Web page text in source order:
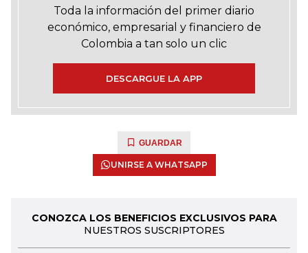
Toda la información del primer diario
económico, empresarial y financiero de
Colombia a tan solo un clic
DESCARGUE LA APP
GUARDAR
UNIRSE A WHATSAPP
CONOZCA LOS BENEFICIOS EXCLUSIVOS PARA
NUESTROS SUSCRIPTORES